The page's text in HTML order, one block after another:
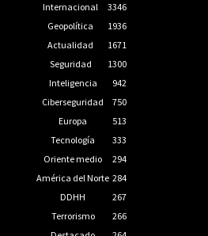
Internacional
3346
Geopolítica
1936
Actualidad
1671
Seguridad
1300
Inteligencia
942
Ciberseguridad
750
Europa
513
Tecnología
333
Oriente medio
294
América del Norte 284
DDHH
267
Terrorismo
266